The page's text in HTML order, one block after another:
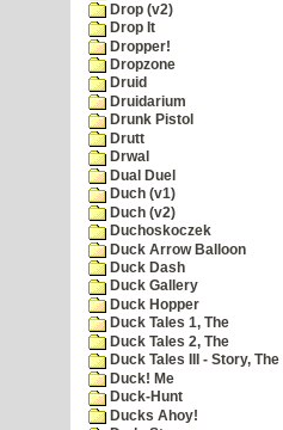
Drop (v2)
Drop It
Dropper!
Dropzone
Druid
Druidarium
Drunk Pistol
Drutt
Drwal
Dual Duel
Duch (v1)
Duch (v2)
Duchoskoczek
Duck Arrow Balloon
Duck Dash
Duck Gallery
Duck Hopper
Duck Tales 1, The
Duck Tales 2, The
Duck Tales III - Story, The
Duck! Me
Duck-Hunt
Ducks Ahoy!